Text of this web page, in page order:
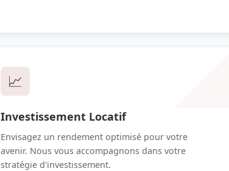
📈
Investissement Locatif
Envisagez un rendement optimisé pour votre
avenir. Nous vous accompagnons dans votre
stratégie d'investissement.